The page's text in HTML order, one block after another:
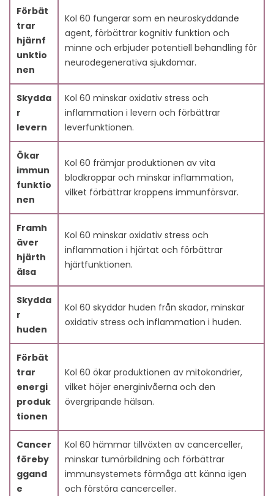
Förbät
trar
hjärnf
unktio
nen
Kol 60 fungerar som en neuroskyddande
agent, förbättrar kognitiv funktion och
minne och erbjuder potentiell behandling för
neurodegenerativa sjukdomar.
Skydda
r
levern
Kol 60 minskar oxidativ stress och
inflammation i levern och förbättrar
leverfunktionen.
Ökar
immun
funktio
nen
Kol 60 främjar produktionen av vita
blodkroppar och minskar inflammation,
vilket förbättrar kroppens immunförsvar.
Framh
äver
hjärth
älsa
Kol 60 minskar oxidativ stress och
inflammation i hjärtat och förbättrar
hjärtfunktionen.
Skydda
r
huden
Kol 60 skyddar huden från skador, minskar
oxidativ stress och inflammation i huden.
Förbät
trar
energi
produk
tionen
Kol 60 ökar produktionen av mitokondrier,
vilket höjer energinivåerna och den
övergripande hälsan.
Cancer
föreby
ggand
e
Kol 60 hämmar tillväxten av cancerceller,
minskar tumörbildning och förbättrar
immunsystemets förmåga att känna igen
och förstöra cancerceller.